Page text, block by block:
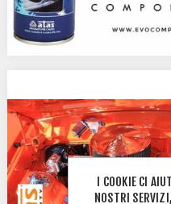
I COOKIE CI
NOSTRI